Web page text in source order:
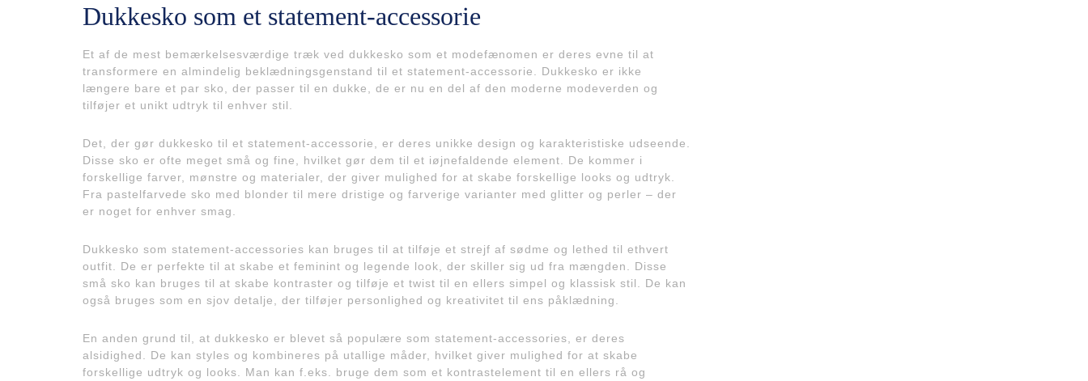
Dukkesko som et statement-accessorie
Et af de mest bemærkelsesværdige træk ved dukkesko som et modefænomen er deres evne til at
transformere en almindelig beklædningsgenstand til et statement-accessorie. Dukkesko er ikke
længere bare et par sko, der passer til en dukke, de er nu en del af den moderne modeverden og
tilføjer et unikt udtryk til enhver stil.
Det, der gør dukkesko til et statement-accessorie, er deres unikke design og karakteristiske udseende.
Disse sko er ofte meget små og fine, hvilket gør dem til et iøjnefaldende element. De kommer i
forskellige farver, mønstre og materialer, der giver mulighed for at skabe forskellige looks og udtryk.
Fra pastelfarvede sko med blonder til mere dristige og farverige varianter med glitter og perler – der
er noget for enhver smag.
Dukkesko som statement-accessories kan bruges til at tilføje et strejf af sødme og lethed til ethvert
outfit. De er perfekte til at skabe et feminint og legende look, der skiller sig ud fra mængden. Disse
små sko kan bruges til at skabe kontraster og tilføje et twist til en ellers simpel og klassisk stil. De kan
også bruges som en sjov detalje, der tilføjer personlighed og kreativitet til ens påklædning.
En anden grund til, at dukkesko er blevet så populære som statement-accessories, er deres
alsidighed. De kan styles og kombineres på utallige måder, hvilket giver mulighed for at skabe
forskellige udtryk og looks. Man kan f.eks. bruge dem som et kontrastelement til en ellers rå og